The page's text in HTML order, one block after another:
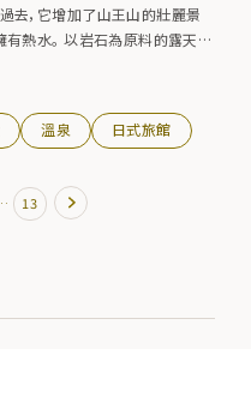
去，它增加了山王山的壯麗景
熱水。 以岩石為原料的露天浴
新木材的香味。 新鮮的綠色植
間：10月中旬~11月上旬
溫泉 日式旅館
13